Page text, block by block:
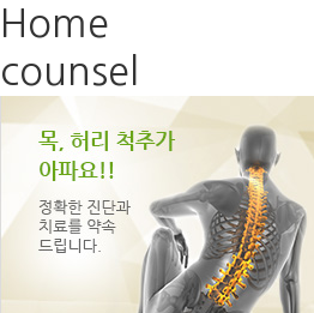
Home
counsel